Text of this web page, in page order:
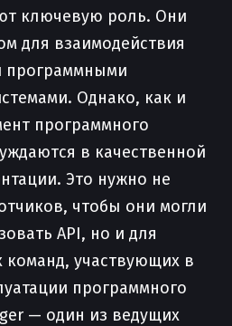
ключевую роль. Они
для взаимодействия
программными
Однако, как и
программного
в качественной
Это нужно не
чтобы они могли
API, но и для
команд, участвующих в
программного
— один из ведущих